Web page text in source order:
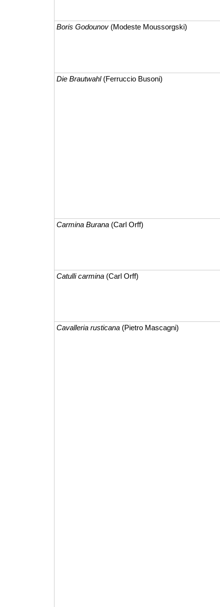
Boris Godounov (Modeste Moussorgski)
Die Brautwahl(Ferruccio Busoni)
Carmina Burana (Carl Orff)
Catulli carmina (Carl Orff)
Cavalleria rusticana (Pietro Mascagni)